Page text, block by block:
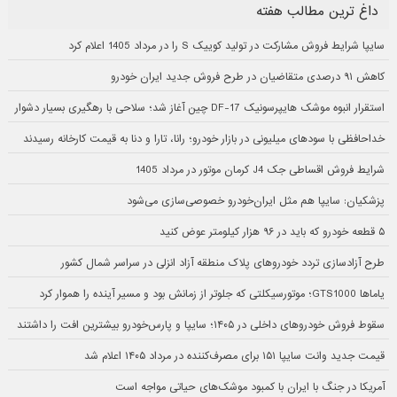
داغ ترین مطالب هفته
سایپا شرایط فروش مشارکت در تولید کوییک S را در مرداد 1405 اعلام کرد
کاهش ۹۱ درصدی متقاضیان در طرح فروش جدید ایران خودرو
استقرار انبوه موشک هایپرسونیک DF-17 چین آغاز شد؛ سلاحی با رهگیری بسیار دشوار
خداحافظی با سودهای میلیونی در بازار خودرو؛ رانا، تارا و دنا به قیمت کارخانه رسیدند
شرایط فروش اقساطی جک J4 کرمان موتور در مرداد 1405
پزشکیان: سایپا هم مثل ایران‌خودرو خصوصی‌سازی می‌شود
۵ قطعه خودرو که باید در ۹۶ هزار کیلومتر عوض کنید
طرح آزادسازی تردد خودروهای پلاک منطقه آزاد انزلی در سراسر شمال کشور
یاماها GTS1000؛ موتورسیکلتی که جلوتر از زمانش بود و مسیر آینده را هموار کرد
سقوط فروش خودروهای داخلی در ۱۴۰۵؛ سایپا و پارس‌خودرو بیشترین افت را داشتند
قیمت جدید وانت سایپا ۱۵۱ برای مصرف‌کننده در مرداد ۱۴۰۵ اعلام شد
آمریکا در جنگ با ایران با کمبود موشک‌های حیاتی مواجه است